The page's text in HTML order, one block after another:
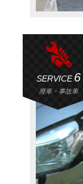
SERVICE 6
廃車・事故車